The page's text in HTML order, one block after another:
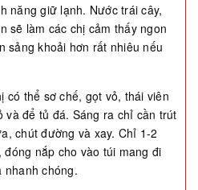
năng giữ lạnh. Nước trái cây,
sẽ làm các chị cảm thấy ngon
sảng khoải hơn rất nhiêu nếu
có thể sơ chế, gọt vỏ, thái viên
và để tủ đá. Sáng ra chỉ cần trút
chút đường và xay. Chỉ 1-2
nắp cho vào túi mang đi
nhanh chóng.